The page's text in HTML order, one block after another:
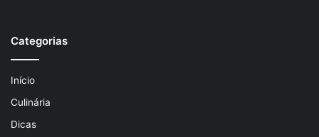
Categorias
Início
Culinária
Dicas